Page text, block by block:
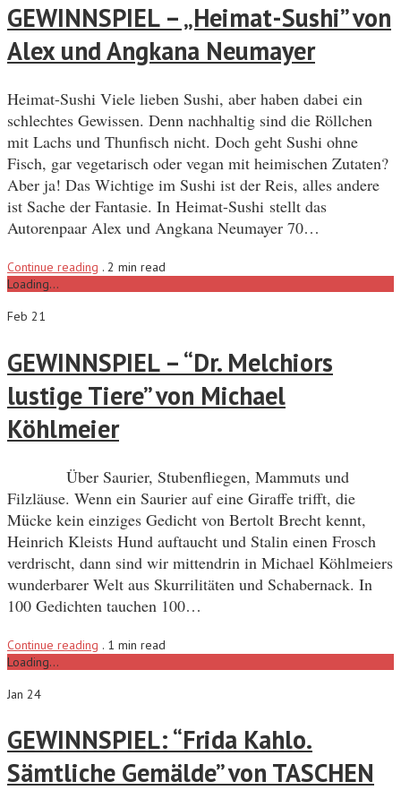
GEWINNSPIEL – „Heimat-Sushi” von
Alex und Angkana Neumayer
Heimat-Sushi Viele lieben Sushi, aber haben dabei ein
schlechtes Gewissen. Denn nachhaltig sind die Röllchen
mit Lachs und Thunfisch nicht. Doch geht Sushi ohne
Fisch, gar vegetarisch oder vegan mit heimischen Zutaten?
Aber ja! Das Wichtige im Sushi ist der Reis, alles andere
ist Sache der Fantasie. In Heimat-Sushi stellt das
Autorenpaar Alex und Angkana Neumayer 70…
Continue reading . 2 min read
Loading...
Feb 21
GEWINNSPIEL – “Dr. Melchiors
lustige Tiere” von Michael
Köhlmeier
Über Saurier, Stubenfliegen, Mammuts und
Filzläuse. Wenn ein Saurier auf eine Giraffe trifft, die
Mücke kein einziges Gedicht von Bertolt Brecht kennt,
Heinrich Kleists Hund auftaucht und Stalin einen Frosch
verdrischt, dann sind wir mittendrin in Michael Köhlmeiers
wunderbarer Welt aus Skurrilitäten und Schabernack. In
100 Gedichten tauchen 100…
Continue reading . 1 min read
Loading...
Jan 24
GEWINNSPIEL: “Frida Kahlo.
Sämtliche Gemälde” von TASCHEN